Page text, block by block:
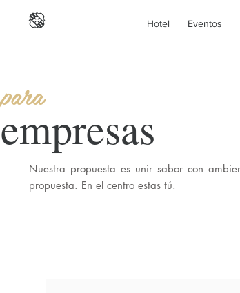
Hotel Eventos
para
empresas
Nuestra propuesta es unir sabor con
propuesta. En el centro estas tú.